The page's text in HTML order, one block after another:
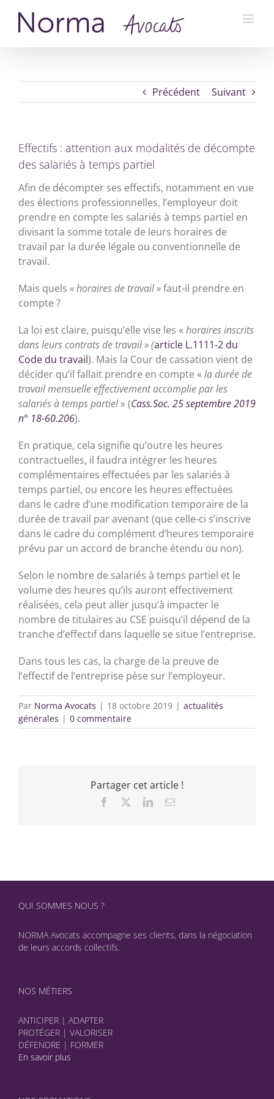
contenu
Précédent Suivant
Effectifs : attention aux modalités de décompte
des salariés à temps partiel
Afin de décompter ses effectifs, notamment en vue
des élections professionnelles, l’employeur doit
prendre en compte les salariés à temps partiel en
divisant la somme totale de leurs horaires de
travail par la durée légale ou conventionnelle de
travail.
Mais quels « horaires de travail »faut-il prendre en
compte ?
La loi est claire, puisqu’elle vise les « horaires inscrits
dans leurs contrats de travail » (article L.1111-2 du
Code du travail). Mais la Cour de cassation vient de
décider qu’il fallait prendre en compte « la durée de
travail mensuelle effectivement accomplie par les
salariés à temps partiel» (Cass.Soc. 25 septembre 2019
n° 18-60.206).
En pratique, cela signifie qu’outre les heures
contractuelles, il faudra intégrer les heures
complémentaires effectuées par les salariés à
temps partiel, ou encore les heures effectuées
dans le cadre d’une modification temporaire de la
durée de travail par avenant (que celle-ci s’inscrive
dans le cadre du complément d’heures temporaire
prévu par un accord de branche étendu ou non).
Selon le nombre de salariés à temps partiel et le
volume des heures qu’ils auront effectivement
réalisées, cela peut aller jusqu’à impacter le
nombre de titulaires au CSE puisqu’il dépend de la
tranche d’effectif dans laquelle se situe l’entreprise.
Dans tous les cas, la charge de la preuve de
l’effectif de l’entreprise pèse sur l’employeur.
Par Norma Avocats | 18 octobre 2019 | actualités
générales | 0 commentaire
Partager cet article !
Facebook LinkedInEmail
QUI SOMMES NOUS ?
NORMA Avocats accompagne ses clients, dans la négociation
de leurs accords collectifs.
NOS MÉTIERS
ANTICIPER | ADAPTER
PROTÉGER | VALORISER
DÉFENDRE | FORMER
En savoir plus